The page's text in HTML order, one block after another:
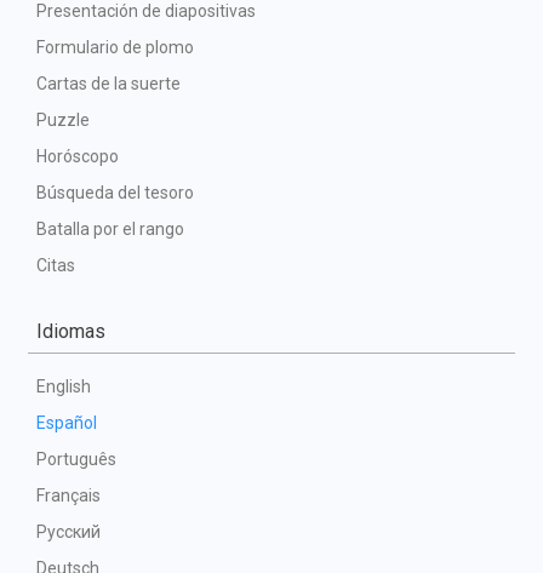
Presentación de diapositivas
Formulario de plomo
Cartas de la suerte
Puzzle
Horóscopo
Búsqueda del tesoro
Batalla por el rango
Citas
Idiomas
English
Español
Português
Français
Русский
Deutsch